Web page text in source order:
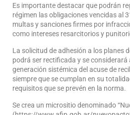
Es importante destacar que podrán
régimen las obligaciones vencidas al
multas y sanciones firmes por
como intereses resarcitorios y
La solicitud de adhesión a los planes
podrá ser rectificada y se considerará
generación sistémica del acuse de
siempre que se cumplan en su
requisitos que se prevén en la norma.
Se crea un micrositio denominado